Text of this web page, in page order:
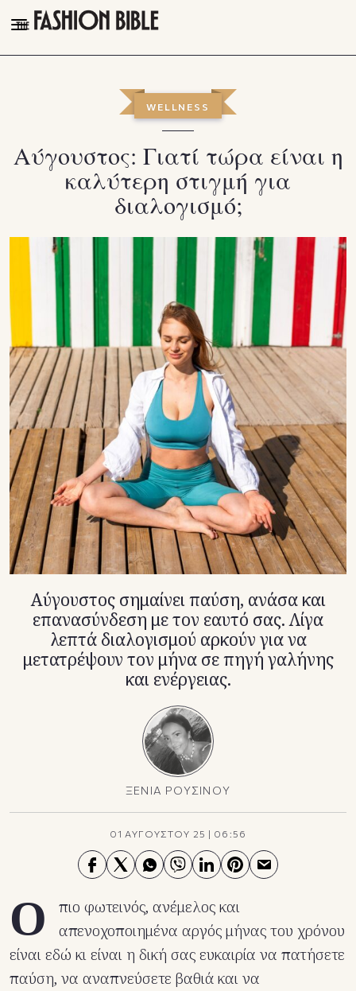
THE FASHION BIBLE
TALK OF THE TOWN
PLEASURES
FOLLOW
Facebook
Instagram
Youtube
TikTok
X(Twitter)
WELLNESS
Αύγουστος: Γιατί τώρα είναι η
καλύτερη στιγμή για
διαλογισμό;
Αύγουστος σημαίνει παύση, ανάσα και
επανασύνδεση με τον εαυτό σας. Λίγα
λεπτά διαλογισμού αρκούν για να
μετατρέψουν τον μήνα σε πηγή γαλήνης
και ενέργειας.
ΞΕΝΙΑ ΡΟΥΣΙΝΟΥ
01 ΑΥΓΟΥΣΤΟΥ 25 | 06:56
Ο
πιο φωτεινός, ανέμελος και
απενοχοποιημένα αργός μήνας του χρόνου
είναι εδώ κι είναι η δική σας ευκαιρία να πατήσετε
παύση, να αναπνεύσετε βαθιά και να